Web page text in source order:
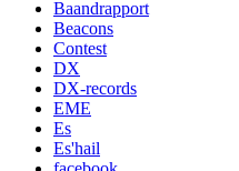
Baandrapport
Beacons
Contest
DX
DX-records
EME
Es
Es'hail